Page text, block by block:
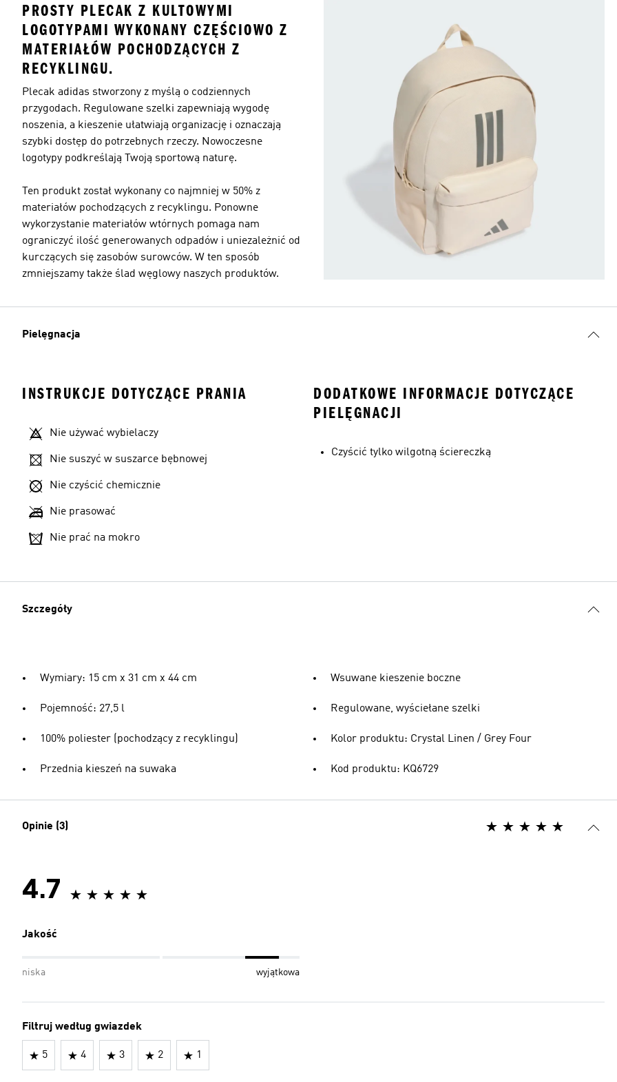
PROSTY PLECAK Z KULTOWYMI
LOGOTYPAMI WYKONANY CZĘŚCIOWO Z
MATERIAŁÓW POCHODZĄCYCH Z
RECYKLINGU.
Plecak adidas stworzony z myślą o codziennych
przygodach. Regulowane szelki zapewniają wygodę
noszenia, a kieszenie ułatwiają organizację i oznaczają
szybki dostęp do potrzebnych rzeczy. Nowoczesne
logotypy podkreślają Twoją sportową naturę.
Ten produkt został wykonany co najmniej w 50% z
materiałów pochodzących z recyklingu. Ponowne
wykorzystanie materiałów wtórnych pomaga nam
ograniczyć ilość generowanych odpadów i uniezależnić od
kurczących się zasobów surowców. W ten sposób
zmniejszamy także ślad węglowy naszych produktów.
Pielęgnacja
INSTRUKCJE DOTYCZĄCE PRANIA
Nie używać wybielaczy
Nie suszyć w suszarce bębnowej
Nie czyścić chemicznie
Nie prasować
Nie prać na mokro
DODATKOWE INFORMACJE DOTYCZĄCE
PIELĘGNACJI
Czyścić tylko wilgotną ściereczką
Szczegóły
Wymiary: 15 cm x 31 cm x 44 cm
Pojemność: 27,5 l
100% poliester (pochodzący z recyklingu)
Przednia kieszeń na suwaka
Wsuwane kieszenie boczne
Regulowane, wyściełane szelki
Kolor produktu: Crystal Linen / Grey Four
Kod produktu: KQ6729
Opinie (3)
4.7
Jakość
niska wyjątkowa
Filtruj według gwiazdek
5 4 3 2 1